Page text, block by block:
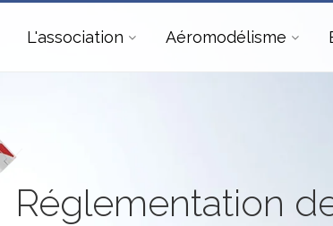
L'association Aéromodélisme
Réglementation